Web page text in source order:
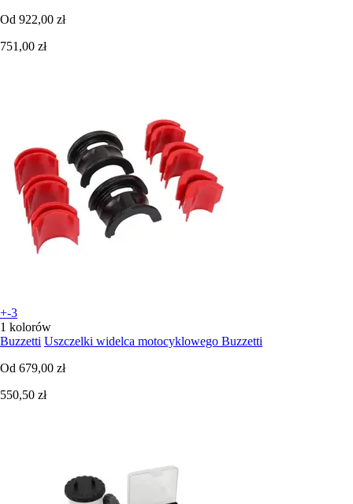
Od 922,00 zł
751,00 zł
+-3
1 kolorów
Buzzetti Uszczelki widelca motocyklowego Buzzetti
Od 679,00 zł
550,50 zł